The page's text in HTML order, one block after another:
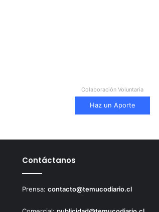
Colaboración Voluntaria
Haz un Aporte
Contáctanos
Prensa:contacto@temucodiario.cl